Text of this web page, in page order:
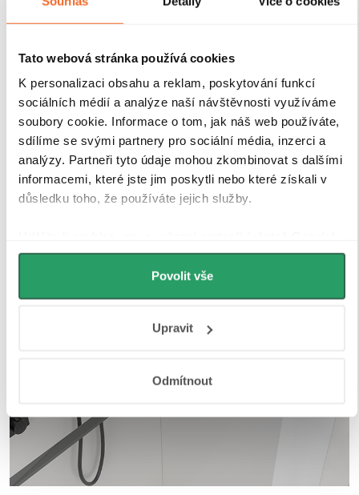
Tato webová stránka používá cookies
K personalizaci obsahu a reklam, poskytování funkcí
sociálních médií a analýze naší návštěvnosti využíváme
soubory cookie. Informace o tom, jak náš web používáte,
sdílíme se svými partnery pro sociální média, inzerci a
analýzy. Partneři tyto údaje mohou zkombinovat s dalšími
informacemi, které jste jim poskytli nebo které získali v
důsledku toho, že používáte jejich služby.
můžeme používat cookies pro analytiku a
personalizovanou reklamu. Jak Google zpracovává
osobní údaje najdete na stránkách
Povolit vše
Upravit
Odmítnout